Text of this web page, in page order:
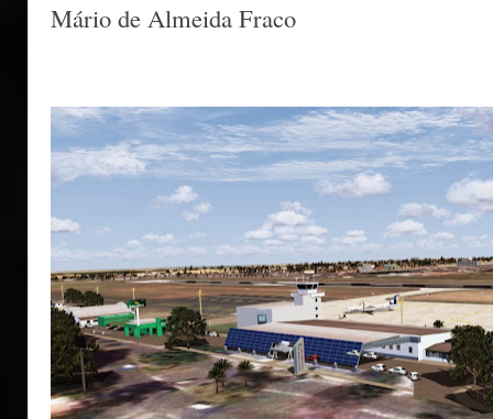
Mário de Almeida Fraco